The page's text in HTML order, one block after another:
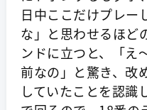
日中ここだけプレー
な」と思わせるほど
ンドに立つと、「
前なの」と驚き、改
していたことを認識